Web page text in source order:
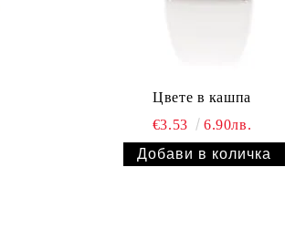
Цвете в кашпа
€3.53
6.90лв.